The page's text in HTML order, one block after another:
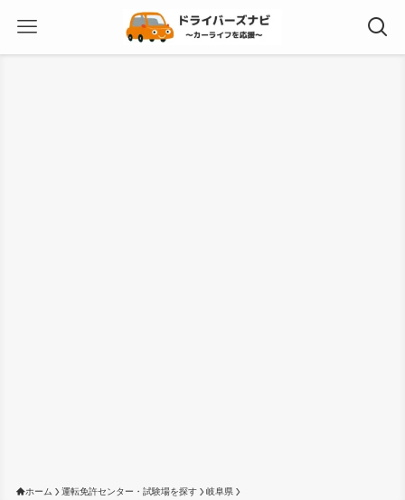
ホーム 運転免許センター・試験場を探す 岐阜県